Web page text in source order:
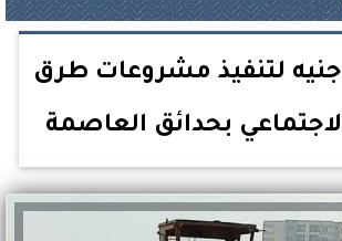
جنيه لتنفيذ مشروعات طرق
بحدائق العاصمة